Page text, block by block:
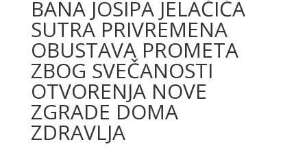
BANA JOSIPA JELAČIĆA
SUTRA PRIVREMENA
OBUSTAVA PROMETA
ZBOG SVEČANOSTI
OTVORENJA NOVE
ZGRADE DOMA
ZDRAVLJA